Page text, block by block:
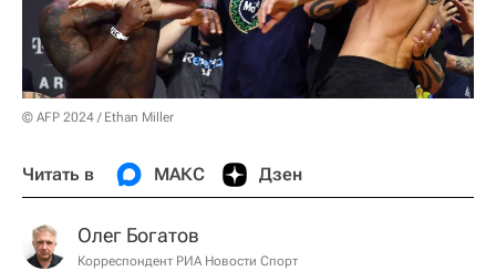
© AFP 2024 / Ethan Miller
Читать в МАКС Дзен
Олег Богатов
Корреспондент РИА Новости Спорт